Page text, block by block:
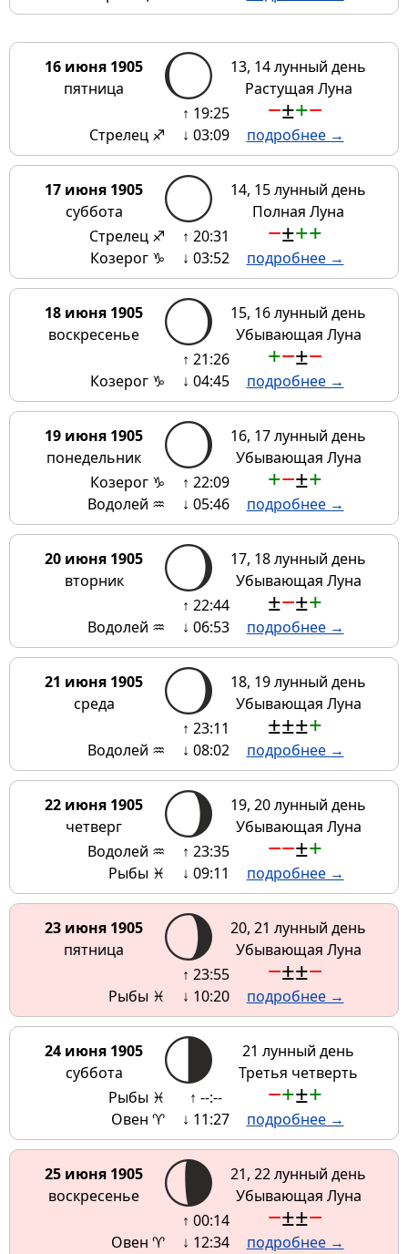
16 июня 1905
пятница
13, 14 лунный день
Растущая Луна
Стрелец ♐
↑ 19:25
↓ 03:09
−±+−
подробнее →
17 июня 1905
суббота
14, 15 лунный день
Полная Луна
Стрелец ♐
Козерог ♑
↑ 20:31
↓ 03:52
−±++
подробнее →
18 июня 1905
воскресенье
15, 16 лунный день
Убывающая Луна
Козерог ♑
↑ 21:26
↓ 04:45
+−±−
подробнее →
19 июня 1905
понедельник
16, 17 лунный день
Убывающая Луна
Козерог ♑
Водолей ♒
↑ 22:09
↓ 05:46
+−±+
подробнее →
20 июня 1905
вторник
17, 18 лунный день
Убывающая Луна
Водолей ♒
↑ 22:44
↓ 06:53
±−±+
подробнее →
21 июня 1905
среда
18, 19 лунный день
Убывающая Луна
Водолей ♒
↑ 23:11
↓ 08:02
±±±+
подробнее →
22 июня 1905
четверг
19, 20 лунный день
Убывающая Луна
Водолей ♒
Рыбы ♓
↑ 23:35
↓ 09:11
−−±+
подробнее →
23 июня 1905
пятница
20, 21 лунный день
Убывающая Луна
Рыбы ♓
↑ 23:55
↓ 10:20
−±±−
подробнее →
24 июня 1905
суббота
21 лунный день
Третья четверть
Рыбы ♓
Овен ♈
↑ --:--
↓ 11:27
−+±+
подробнее →
25 июня 1905
воскресенье
21, 22 лунный день
Убывающая Луна
Овен ♈
↑ 00:14
↓ 12:34
−±±−
подробнее →